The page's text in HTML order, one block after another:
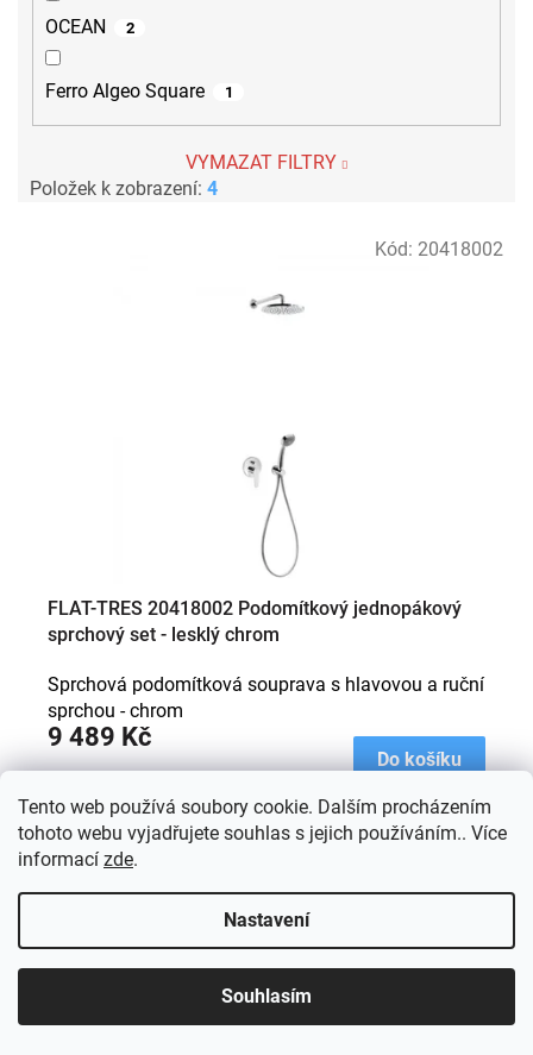
Tento web používá soubory cookie. Dalším procházením
tohoto webu vyjadřujete souhlas s jejich používáním.. Více
informací zde.
Nastavení
Souhlasím
OCEAN 2
Ferro Algeo Square 1
VYMAZAT FILTRY
Položek k zobrazení: 4
FLAT-TRES 20418002 Podomítkový jednopákový
sprchový set - lesklý chrom
9 489 Kč
Do košíku
Sprchová podomítková souprava s hlavovou a ruční
sprchou - chrom
Kód: 20418002
Kód:20418001